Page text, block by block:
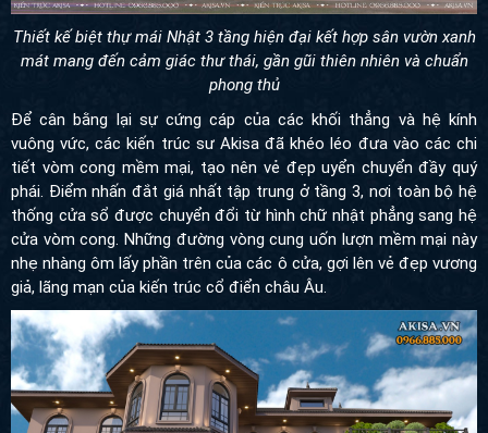
Thiết kế biệt thự mái Nhật 3 tầng hiện đại kết hợp sân vườn xanh
mát mang đến cảm giác thư thái, gần gũi thiên nhiên và chuẩn
phong thủ
Để cân bằng lại sự cứng cáp của các khối thẳng và hệ kính
vuông vức, các kiến trúc sư Akisa đã khéo léo đưa vào các chi
tiết vòm cong mềm mại, tạo nên vẻ đẹp uyển chuyển đầy quý
phái. Điểm nhấn đắt giá nhất tập trung ở tầng 3, nơi toàn bộ hệ
thống cửa sổ được chuyển đổi từ hình chữ nhật phẳng sang hệ
cửa vòm cong. Những đường vòng cung uốn lượn mềm mại này
nhẹ nhàng ôm lấy phần trên của các ô cửa, gợi lên vẻ đẹp vương
giả, lãng mạn của kiến trúc cổ điển châu Âu.